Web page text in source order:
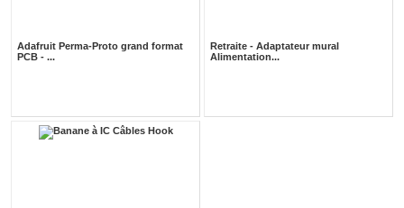
Adafruit Perma-Proto grand format
PCB - ...
Retraite - Adaptateur mural
Alimentation...